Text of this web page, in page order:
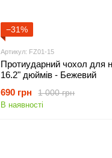
−31%
Артикул: FZ01-15
Протиударний чохол для
16.2" дюймів - Бежевий
1 000 грн
690 грн
В наявності